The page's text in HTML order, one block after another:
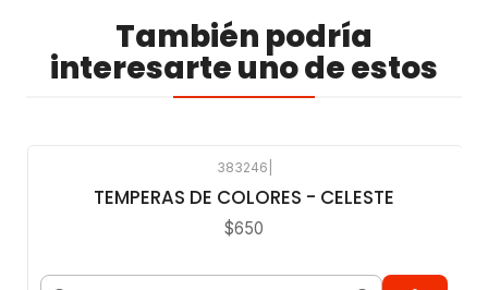
También podría
interesarte uno de estos
383246
TEMPERAS DE COLORES - CELESTE
$650